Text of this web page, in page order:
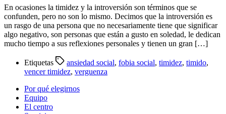
En ocasiones la timidez y la introversión son términos que se
confunden, pero no son lo mismo. Decimos que la introversión es
un rasgo de una persona que no necesariamente tiene que significar
algo negativo, son personas que están a gusto en soledad, le dedican
mucho tiempo a sus reflexiones personales y tienen un gran […]
Etiquetas ansiedad social, fobia social, timidez, timido,
vencer timidez, verguenza
Por qué elegirnos
Equipo
El centro